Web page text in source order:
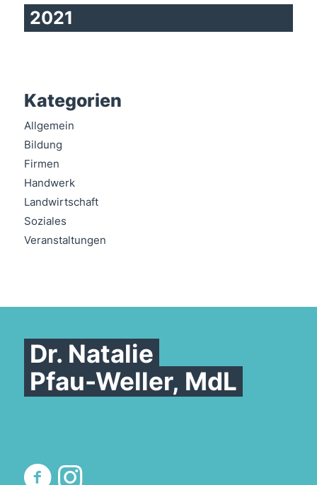
2021
Kategorien
Allgemein
Bildung
Firmen
Handwerk
Landwirtschaft
Soziales
Veranstaltungen
Dr. Natalie
Pfau-Weller, MdL